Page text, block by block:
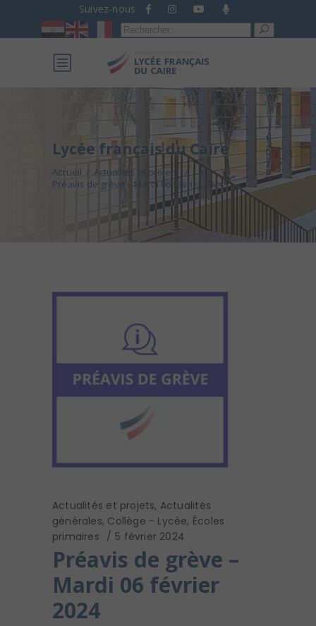
Suivez-nous
Recherche
pour :
Lycée français du Caire
Accueil / Actualités et projets
/
Préavis de grève – Mardi 06 février 2024
Actualités et projets, Actualités
générales, Collège - Lycée, Écoles
primaires
5 février 2024
Préavis de grève –
Mardi 06 février
2024